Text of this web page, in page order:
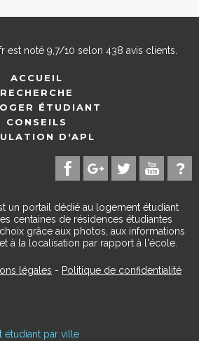
est noté 9,7/10 selon 438 avis clients.
ACCUEIL
RECHERCHE
ÉTUDIANT
CONSEILS
D'APL
un portail dédié au logement étudiant
centaines de résidences étudiantes
grâce aux photos, aux informations
à la localisation par rapport à l'école.
légales - Politique de confidentialité
étudiant par ville